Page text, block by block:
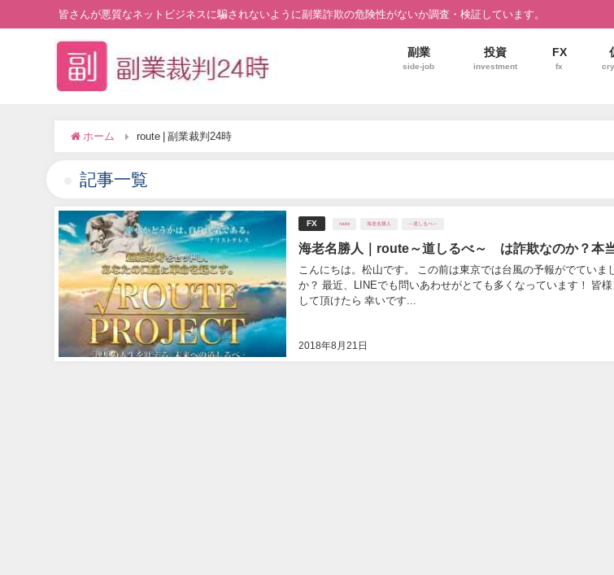
皆さんが悪質なネットビジネスに騙されないように副業詐欺の危険性がないか調査・検証しています。
副業
side-job
投資
investment
FX
fx
ホーム route | 副業裁判24時
記事一覧
FX route 海老名勝人 ～道しるべ～
海老名勝人｜route～道しるべ～ は詐欺なのか？本
2018年8月21日
こんにちは。松山です。 この前は東京では台風の予報がでていま
か？ 最近、LINEでも問いあわせがとても多くなっています！ 皆
して頂けたら 幸いです...